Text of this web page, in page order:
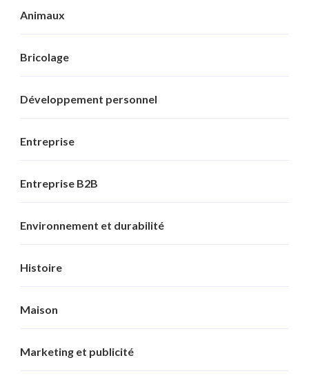
Animaux
Bricolage
Développement personnel
Entreprise
Entreprise B2B
Environnement et durabilité
Histoire
Maison
Marketing et publicité